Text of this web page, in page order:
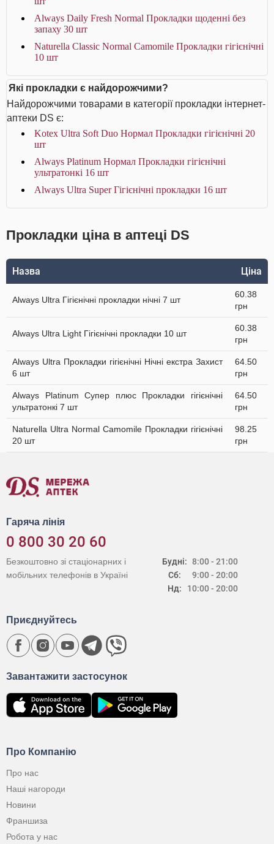
Always Daily Fresh Normal Прокладки щоденні без
запаху 30 шт
Naturella Classic Normal Camomile Прокладки гігієнічні
10 шт
Які прокладки є найдорожчими?
Найдорожчими товарами в категорії прокладки інтернет-
аптеки DS є:
Kotex Ultra Soft Duo Нормал Прокладки гігієнічні 20
шт
Always Platinum Нормал Прокладки гігієнічні
ультратонкі 16 шт
Always Ultra Super Гігієнічні прокладки 16 шт
Прокладки ціна в аптеці DS
Назва Ціна
Always Ultra Гігієнічні прокладки нічні 7 шт
60.38
грн
Always Ultra Light Гігієнічні прокладки 10 шт
60.38
грн
Always Ultra Прокладки гігієнічні Нічні екстра Захист
6 шт
64.50
грн
Always Platinum Супер плюс Прокладки гігієнічні
ультратонкі 7 шт
64.50
грн
Naturella Ultra Normal Camomile Прокладки гігієнічні
20 шт
98.25
грн
Гаряча лінія
0 800 30 20 60
Будні:
Сб:
Нд:
8:00 - 21:00
9:00 - 20:00
10:00 - 20:00
Безкоштовно зі стаціонарних і
мобільних телефонів в Україні
Про Компанію
Про нас
Наші нагороди
Новини
Франшиза
Робота у нас
Завантажити застосунок
Приєднуйтесь